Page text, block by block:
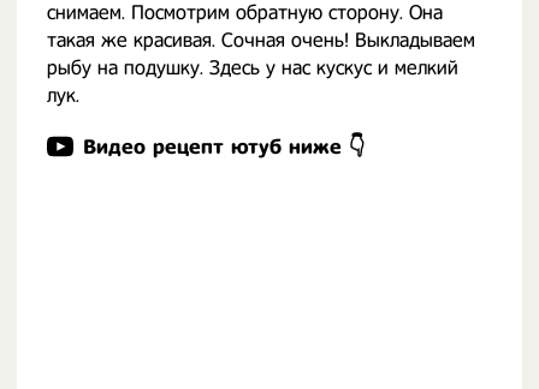
снимаем. Посмотрим обратную сторону. Она
такая же красивая. Сочная очень! Выкладываем
рыбу на подушку. Здесь у нас кускус и мелкий
лук.
Видео рецепт ютуб ниже 👇